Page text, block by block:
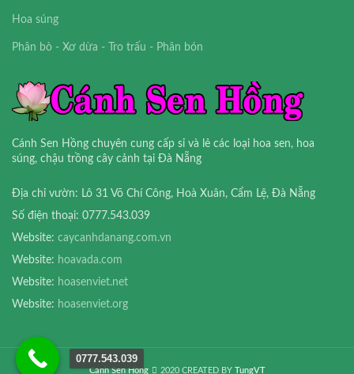
Hoa súng
Phân bò - Xơ dừa - Tro trấu - Phân bón
Cánh Sen Hồng chuyên cung cấp sỉ và lẻ các loại hoa sen, hoa
súng, chậu trồng cây cảnh tại Đà Nẵng
Địa chỉ vườn: Lô 31 Võ Chí Công, Hoà Xuân, Cẩm Lệ, Đà Nẵng
Số điện thoại: 0777.543.039
Website: caycanhdanang.com.vn
Website: hoavada.com
Website: hoasenviet.net
Website: hoasenviet.org
Cánh Sen Hồng 2020 CREATED BY TungVT
0777.543.039